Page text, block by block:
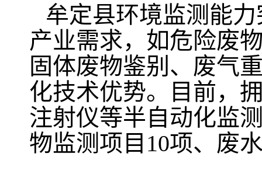
牟定县环境监测能
产业需求，如危险废
固体废物鉴别、废气
化技术优势。目前，
注射仪等半自动化监
物监测项目10项、废